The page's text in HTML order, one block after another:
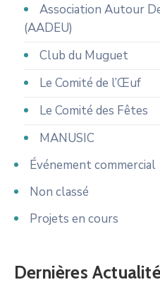
Association Autour
(AADEU)
Club du Muguet
Le Comité de l’Œuf
Le Comité des Fêtes
MANUSIC
Événement commercial
Non classé
Projets en cours
Dernières